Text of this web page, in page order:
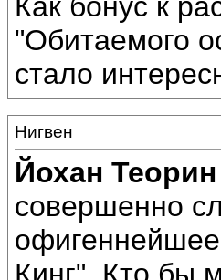
Как бонус к
"Обитаемого
стало
Нигвен
Йохан Теорин
совершенно